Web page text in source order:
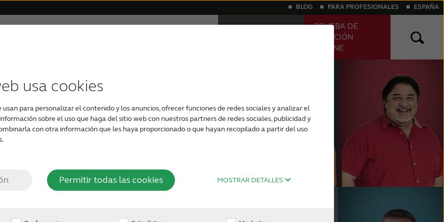
usa cookies
usan para personalizar el contenido y los anuncios, ofrecer funciones de redes sociales y analizar el
sobre el uso que haga del sitio web con nuestros partners de redes sociales, publicidad y
con otra información que les haya proporcionado o que hayan recopilado a partir del uso
Permitir todas las cookies MOSTRAR DETALLES
BLOG PARA PROFESIONALES ESPAÑA
PRUEBA DE
AUDICIÓN
ONLINE